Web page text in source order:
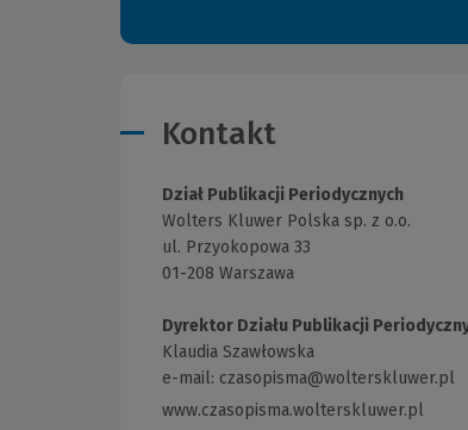
Kontakt
Dział Publikacji Periodycznych
Wolters Kluwer Polska sp. z o.o.
ul. Przyokopowa 33
01-208 Warszawa
Dyrektor Działu Publikacji
Klaudia Szawłowska
e-mail: czasopisma@wolterskluwer.pl
www.czasopisma.wolterskluwer.pl